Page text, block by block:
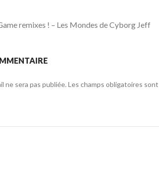
remixes ! – Les Mondes de Cyborg Jeff
ne sera pas publiée. Les champs obligatoires sont